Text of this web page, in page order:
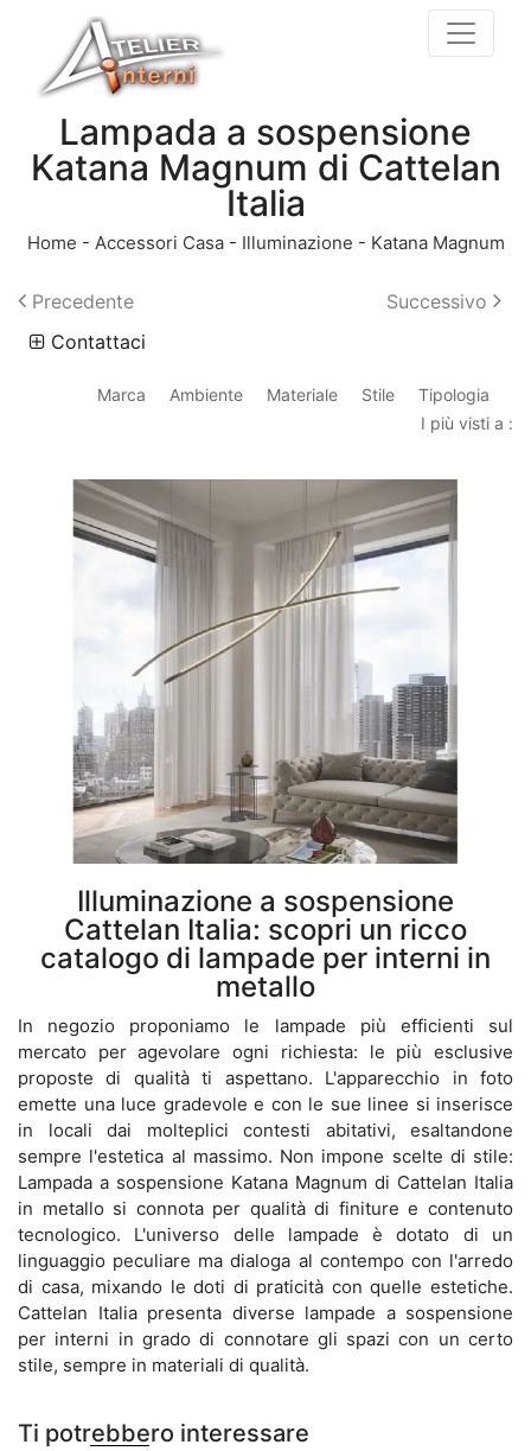
Lampada a sospensione
Katana Magnum di Cattelan
Italia
Home - Accessori Casa- Illuminazione - Katana Magnum
Precedente
Successivo
Contattaci
Marca Ambiente Materiale Stile
Tipologia
I più visti a :
Illuminazione a sospensione
Cattelan Italia: scopri un ricco
catalogo di lampade per interni in
metallo
In negozio proponiamo le lampade più efficienti sul
mercato per agevolare ogni richiesta: le più esclusive
proposte di qualità ti aspettano. L'apparecchio in foto
emette una luce gradevole e con le sue linee si inserisce
in locali dai molteplici contesti abitativi, esaltandone
sempre l'estetica al massimo. Non impone scelte di stile:
Lampada a sospensione Katana Magnum di Cattelan Italia
in metallo si connota per qualità di finiture e contenuto
tecnologico. L'universo delle lampade è dotato di un
linguaggio peculiare ma dialoga al contempo con l'arredo
di casa, mixando le doti di praticità con quelle estetiche.
Cattelan Italia presenta diverse lampade a sospensione
per interni in grado di connotare gli spazi con un certo
stile, sempre in materiali di qualità.
Ti potrebbero interessare